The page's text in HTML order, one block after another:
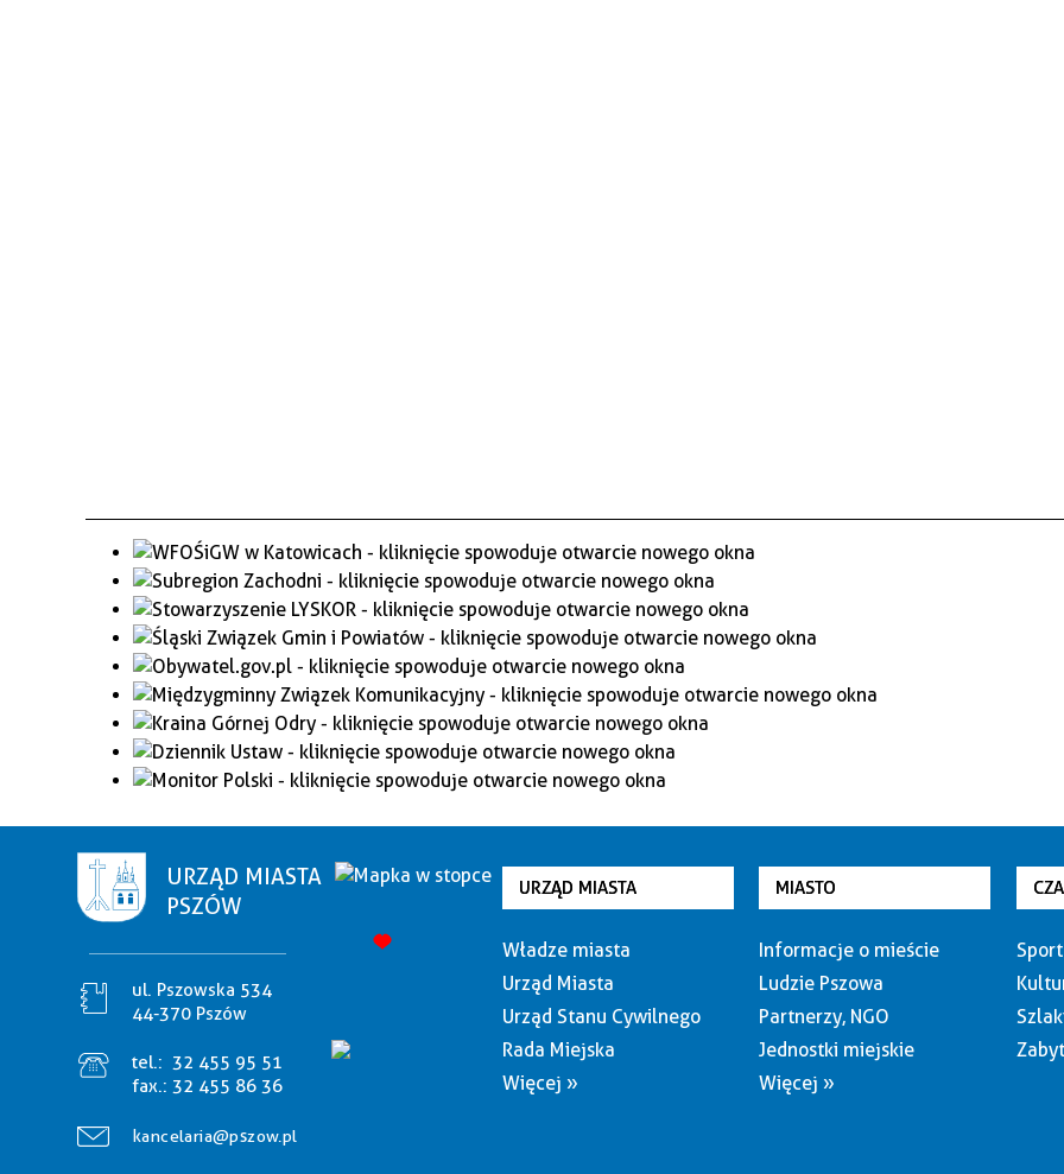
URZĄD MIASTA
PSZÓW
ul. Pszowska 534
44-370 Pszów
tel.: 32 455 95 51
fax.: 32 455 86 36
kancelaria@pszow.pl
URZĄD MIASTA
Władze miasta
Urząd Miasta
Urząd Stanu Cywilnego
Rada Miejska
Więcej »
MIASTO
Informacje o mieście
Ludzie Pszowa
Partnerzy, NGO
Jednostki miejskie
Więcej »
Sport